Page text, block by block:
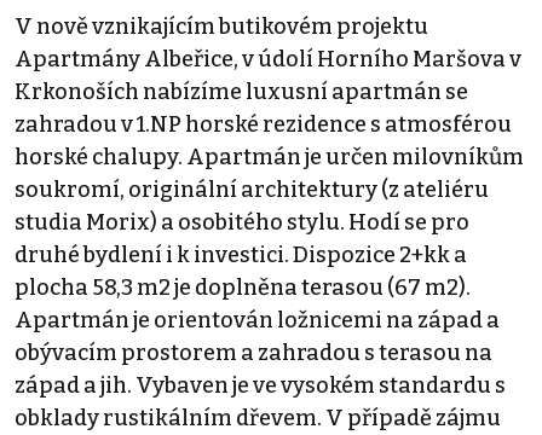
V nově vznikajícím butikovém projektu
Apartmány Albeřice, v údolí Horního Maršova v
Krkonoších nabízíme luxusní apartmán se
zahradou v 1.NP horské rezidence s atmosférou
horské chalupy. Apartmán je určen milovníkům
soukromí, originální architektury (z ateliéru
studia Morix) a osobitého stylu. Hodí se pro
druhé bydlení i k investici. Dispozice 2+kk a
plocha 58,3 m2 je doplněna terasou (67 m2).
Apartmán je orientován ložnicemi na západ a
obývacím prostorem a zahradou s terasou na
západ a jih. Vybaven je ve vysokém standardu s
obklady rustikálním dřevem. V případě zájmu